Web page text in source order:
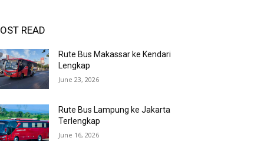
READ
Rute Bus Makassar ke Kendari
Lengkap
June 23, 2026
Rute Bus Lampung ke Jakarta
Terlengkap
June 16, 2026